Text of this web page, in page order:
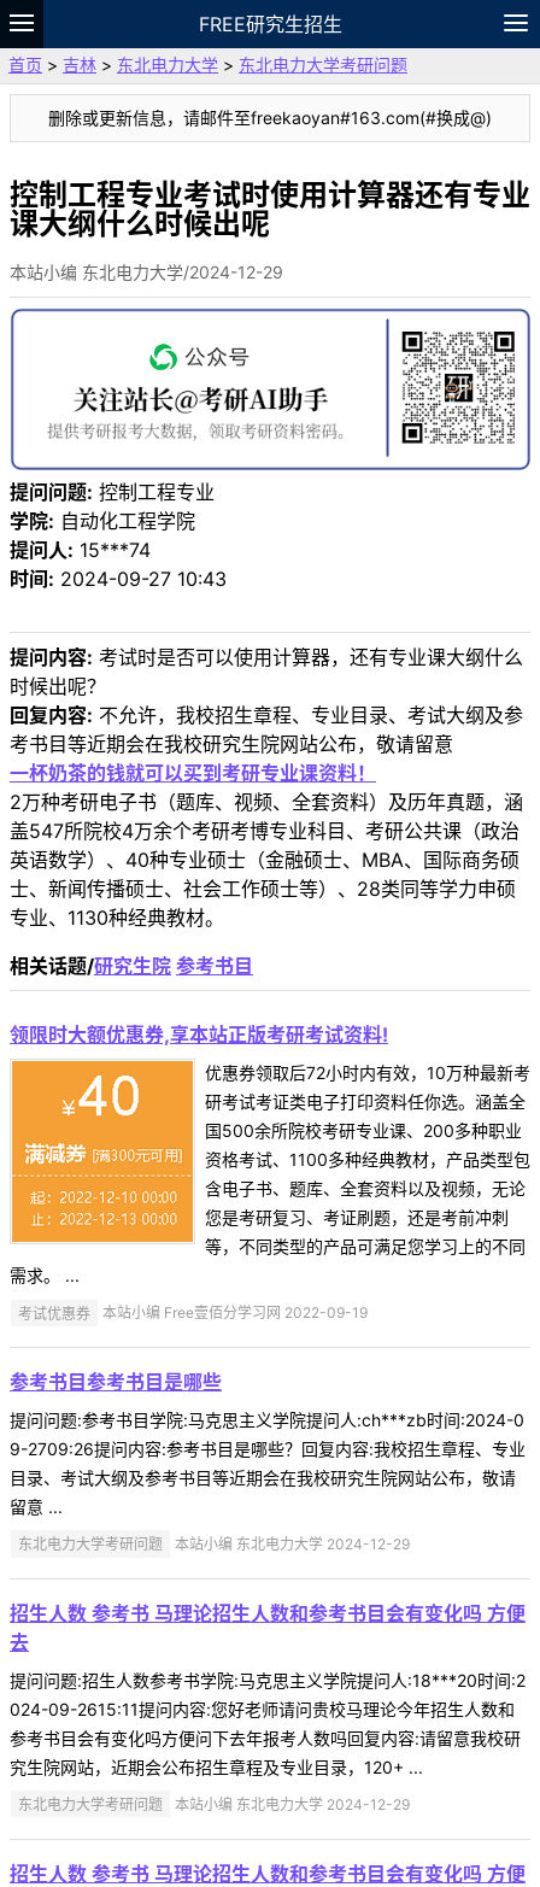
FREE研究生招生
题库
故事 专题 APP 笔记
论坛
VIP
资料
首页 > 吉林 > 东北电力大学 > 东北电力大学考研问题
删除或更新信息，请邮件至freekaoyan#163.com(#换成@)
控制工程专业考试时使用计算器还有专业
课大纲什么时候出呢
本站小编 东北电力大学/2024-12-29
提问问题: 控制工程专业
学院: 自动化工程学院
提问人: 15***74
时间: 2024-09-27 10:43
提问内容: 考试时是否可以使用计算器，还有专业课大纲什么
时候出呢？
回复内容: 不允许，我校招生章程、专业目录、考试大纲及参
考书目等近期会在我校研究生院网站公布，敬请留意
一杯奶茶的钱就可以买到考研专业课资料！
2万种考研电子书（题库、视频、全套资料）及历年真题，涵
盖547所院校4万余个考研考博专业科目、考研公共课（政治
英语数学）、40种专业硕士（金融硕士、MBA、国际商务硕
士、新闻传播硕士、社会工作硕士等）、28类同等学力申硕
专业、1130种经典教材。
相关话题/研究生院 参考书目
领限时大额优惠券,享本站正版考研考试资料!
优惠券领取后72小时内有效，10万种最新考
研考试考证类电子打印资料任你选。涵盖全
国500余所院校考研专业课、200多种职业
资格考试、1100多种经典教材，产品类型包
含电子书、题库、全套资料以及视频，无论
您是考研复习、考证刷题，还是考前冲刺
等，不同类型的产品可满足您学习上的不同
需求。 ...
考试优惠券 本站小编 Free壹佰分学习网 2022-09-19
参考书目参考书目是哪些
提问问题:参考书目学院:马克思主义学院提问人:ch***zb时间:2024-0
9-2709:26提问内容:参考书目是哪些？回复内容:我校招生章程、专业
目录、考试大纲及参考书目等近期会在我校研究生院网站公布，敬请
留意 ...
东北电力大学考研问题 本站小编 东北电力大学 2024-12-29
招生人数 参考书 马理论招生人数和参考书目会有变化吗 方便
去
提问问题:招生人数参考书学院:马克思主义学院提问人:18***20时间:2
024-09-2615:11提问内容:您好老师请问贵校马理论今年招生人数和
参考书目会有变化吗方便问下去年报考人数吗回复内容:请留意我校研
究生院网站，近期会公布招生章程及专业目录，120+ ...
东北电力大学考研问题 本站小编 东北电力大学 2024-12-29
招生人数 参考书 马理论招生人数和参考书目会有变化吗 方便